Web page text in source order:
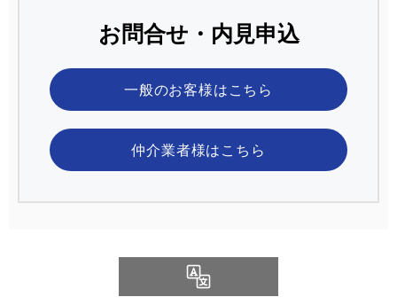
お問合せ・内見申込
一般のお客様はこちら
仲介業者様はこちら